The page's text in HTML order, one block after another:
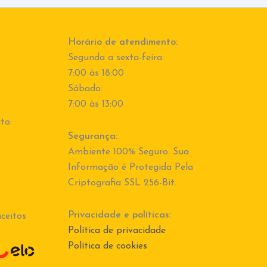
Horário de atendimento:
Segunda a sexta-feira:
7:00 às 18:00
Sábado:
7:00 às 13:00
Segurança:
Ambiente 100% Seguro. Sua
Informação é Protegida Pela
Criptografia SSL 256-Bit.
Privacidade e políticas:
Política de privacidade
Política de cookies